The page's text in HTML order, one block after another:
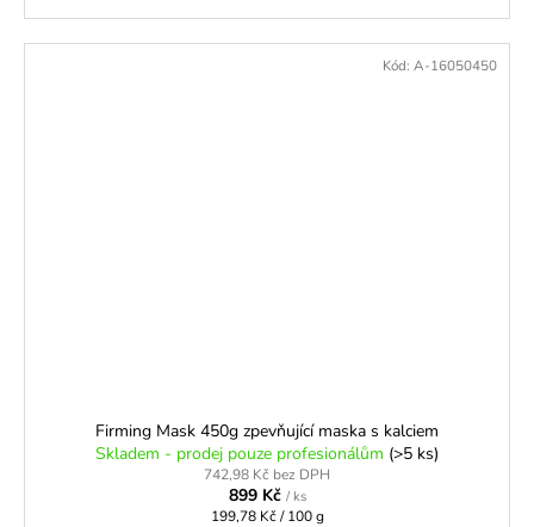
Firming Mask 450g zpevňující maska s kalciem
Skladem - prodej pouze profesionálům (>5 ks)
742,98 Kč bez DPH
899 Kč / ks
Měrná
199,78 Kč / 100 g
Kód: A-16050450